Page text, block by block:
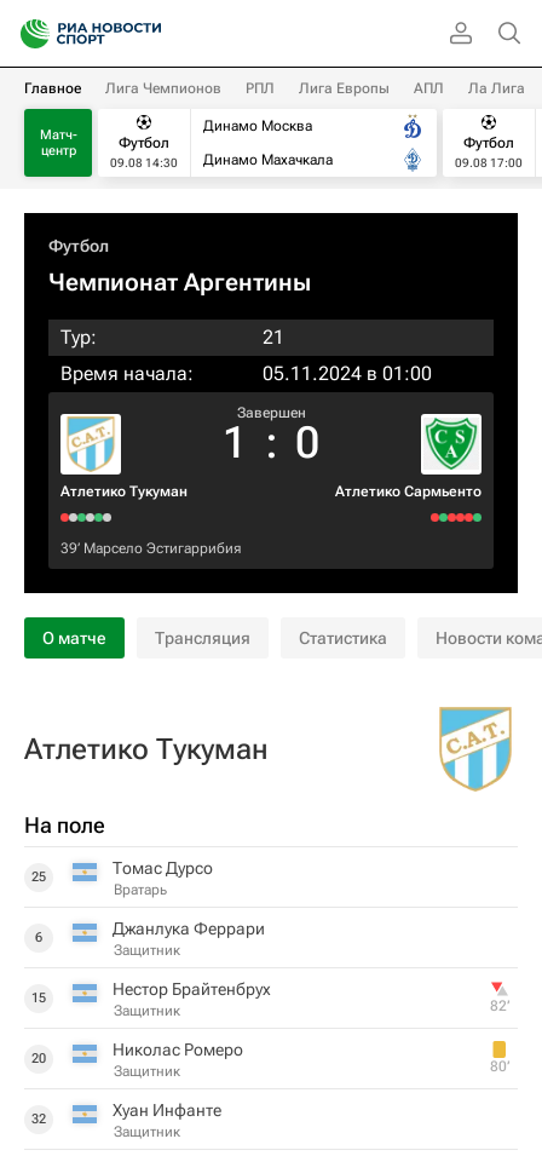
Главное Лига Чемпионов РПЛ Лига Европы АПЛ Ла Лига
Матч-
центр
Футбол
09.08 14:30
Динамо Москва
Динамо Махачкала
Футбол
09.08 17:00
Футбол
Чемпионат Аргентины
Тур:
21
Время начала:
05.11.2024 в 01:00
Атлетико Тукуман
Завершен
1 : 0
Атлетико Сармьенто
39‎’‎ Марсело Эстигаррибия
О матче Трансляция Статистика Новости
Атлетико Тукуман
На поле
25 Томас Дурсо
Вратарь
6 Джанлука Феррари
Защитник
15 Нестор Брайтенбрух
Защитник 82‎’‎
20 Николас Ромеро
Защитник 80‎’‎
32 Хуан Инфанте
Защитник